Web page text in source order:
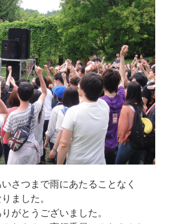
さつまで雨にあたることなく
ました。
がとうございました。